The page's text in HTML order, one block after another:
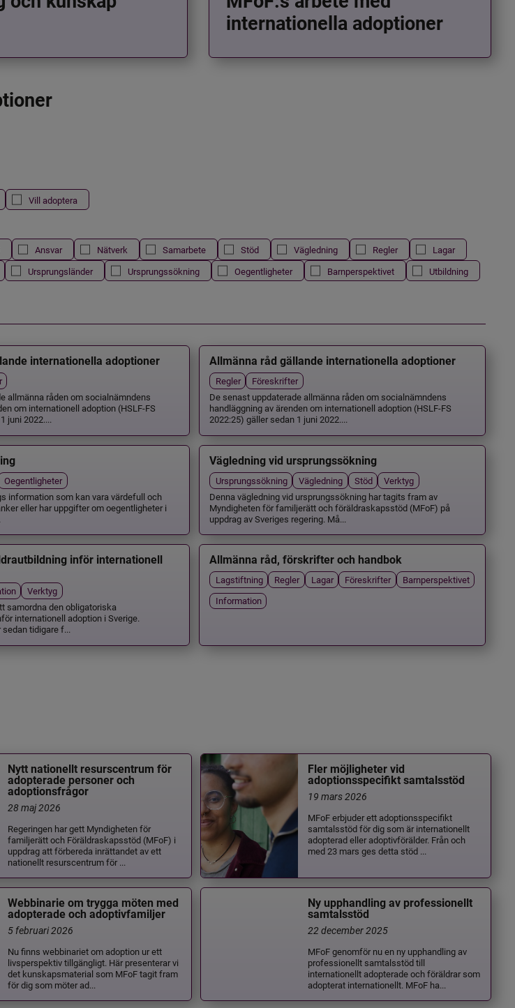
internationella adoptioner
Vill adoptera
Ansvar Nätverk Samarbete Stöd Vägledning Regler
Lagar
Ursprungsländer Ursprungssökning Oegentligheter Barnperspektivet
Utbildning
internationella adoptioner
allmänna råden om socialnämndens
om internationell adoption (HSLF-FS
juni 2022....
Allmänna råd gällande internationella adoptioner
Regler
Föreskrifter
De senast uppdaterade allmänna råden om socialnämndens
handläggning av ärenden om internationell adoption (HSLF-FS
2022:25) gäller sedan 1 juni 2022....
Oegentligheter
information som kan vara värdefull och
eller har uppgifter om oegentligheter i
Vägledning vid ursprungssökning
Ursprungssökning Vägledning Stöd
Verktyg
Denna vägledning vid ursprungssökning har tagits fram av
Myndigheten för familjerätt och föräldraskapsstöd (MFoF) på
uppdrag av Sveriges regering. Må...
inför internationell
Verktyg
samordna den obligatoriska
internationell adoption i Sverige.
tidigare f...
Allmänna råd, förskrifter och handbok
Lagstiftning Regler Lagar Föreskrifter
Barnperspektivet
Information
Nytt nationellt resurscentrum för
adopterade personer och
adoptionsfrågor
28 maj 2026
Regeringen har gett Myndigheten för
familjerätt och Föräldraskapsstöd (MFoF) i
uppdrag att förbereda inrättandet av ett
nationellt resurscentrum för ...
Fler möjligheter vid
adoptionsspecifikt samtalsstöd
19 mars 2026
MFoF erbjuder ett adoptionsspecifikt
samtalsstöd för dig som är internationellt
adopterad eller adoptivförälder. Från och
med 23 mars ges detta stöd ...
Webbinarie om trygga möten med
adopterade och adoptivfamiljer
5 februari 2026
Nu finns webbinariet om adoption ur ett
livsperspektiv tillgängligt. Här presenterar vi
det kunskapsmaterial som MFoF tagit fram
för dig som möter ad...
Ny upphandling av professionellt
samtalsstöd
22 december 2025
MFoF genomför nu en ny upphandling av
professionellt samtalsstöd till
internationellt adopterade och föräldrar som
adopterat internationellt. MFoF ha...